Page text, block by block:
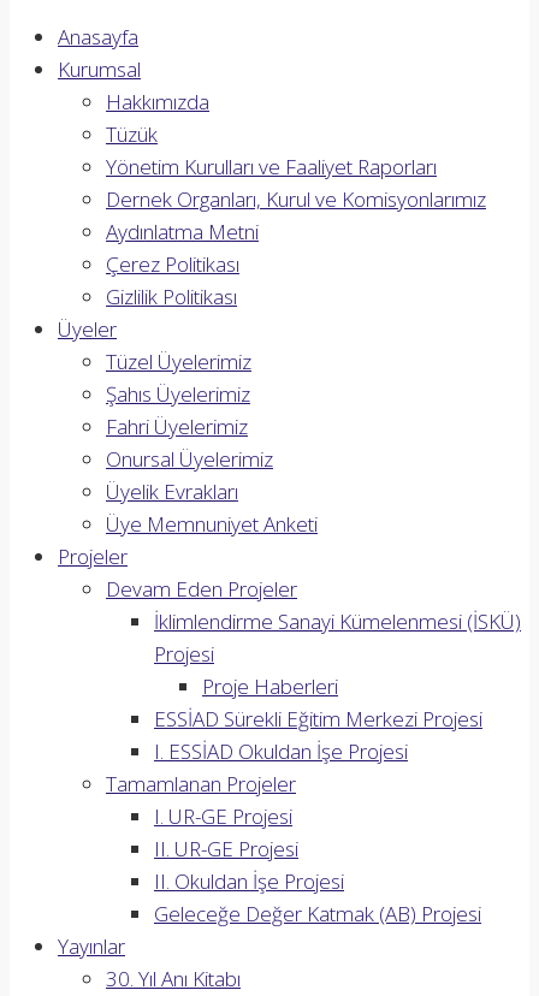
Anasayfa
Kurumsal
Hakkımızda
Tüzük
Yönetim Kurulları ve Faaliyet Raporları
Dernek Organları, Kurul ve Komisyonlarımız
Aydınlatma Metni
Çerez Politikası
Gizlilik Politikası
Üyeler
Tüzel Üyelerimiz
Şahıs Üyelerimiz
Fahri Üyelerimiz
Onursal Üyelerimiz
Üyelik Evrakları
Üye Memnuniyet Anketi
Projeler
Devam Eden Projeler
İklimlendirme Sanayi Kümelenmesi (İSKÜ)
Projesi
Proje Haberleri
ESSİAD Sürekli Eğitim Merkezi Projesi
I. ESSİAD Okuldan İşe Projesi
Tamamlanan Projeler
I. UR-GE Projesi
II. UR-GE Projesi
II. Okuldan İşe Projesi
Geleceğe Değer Katmak (AB) Projesi
Yayınlar
30. Yıl Anı Kitabı